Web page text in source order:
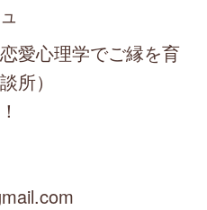
愛心理学でご縁を育
所）